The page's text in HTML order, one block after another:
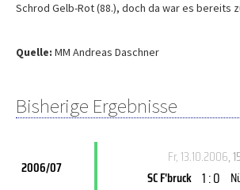
Schrod Gelb-Rot (88.), doch da war es bereits
Quelle: MM Andreas Daschner
Bisherige Ergebnisse
2006/07
Fr, 13.10.2006,
SC F'bruck 1 : 0